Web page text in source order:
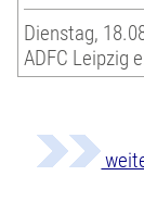
Dienstag,
ADFC Leipzig